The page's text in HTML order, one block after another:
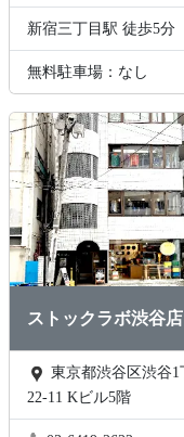
新宿三丁目駅 徒歩5分
無料駐車場：なし
ストックラボ渋谷店
22-11 Kビル5階